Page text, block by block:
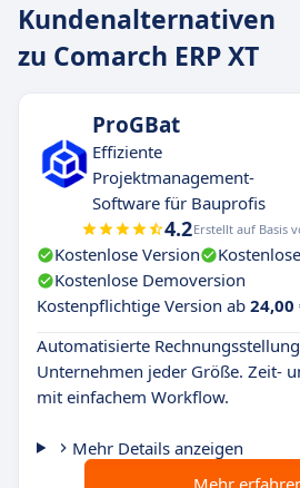
Kundenalternativen
zu Comarch ERP XT
ProGBat
Effiziente
Projektmanagement-
Software für Bauprofis
4.2Erstellt auf Basis
Kostenlose Version
Kostenlose Demoversion
Kostenpflichtige Version ab
Automatisierte
Unternehmen jeder Größe. Zeit-
mit einfachem Workflow.
Mehr Details anzeigen
Mehr